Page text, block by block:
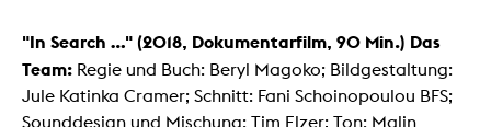
"In Search ..." (2018, Dokumentarfilm, 90 Min.) Das
Team: Regie und Buch: Beryl Magoko; Bildgestaltung:
Jule Katinka Cramer; Schnitt: Fani Schoinopoulou BFS;
Sounddesign und Mischung: Tim Elzer; Ton: Malin